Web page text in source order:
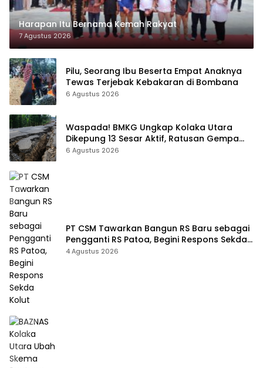
Harapan Itu Bernama Kemah Rakyat
7 Agustus 2026
Pilu, Seorang Ibu Beserta Empat Anaknya
Tewas Terjebak Kebakaran di Bombana
6 Agustus 2026
Waspada! BMKG Ungkap Kolaka Utara
Dikepung 13 Sesar Aktif, Ratusan Gempa
Sudah Terekam
6 Agustus 2026
PT CSM Tawarkan Bangun RS Baru sebagai
Pengganti RS Patoa, Begini Respons Sekda
Kolut
4 Agustus 2026